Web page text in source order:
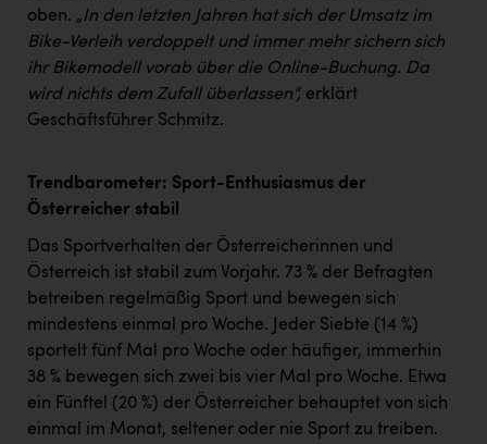
oben. „In den letzten Jahren hat sich der Umsatz im
Bike-Verleih verdoppelt und immer mehr sichern sich
ihr Bikemodell vorab über die Online-Buchung. Da
wird nichts dem Zufall überlassen“, erklärt
Geschäftsführer Schmitz.
Trendbarometer: Sport-Enthusiasmus der
Österreicher stabil
Das Sportverhalten der Österreicherinnen und
Österreich ist stabil zum Vorjahr. 73 % der Befragten
betreiben regelmäßig Sport und bewegen sich
mindestens einmal pro Woche. Jeder Siebte (14 %)
sportelt fünf Mal pro Woche oder häufiger, immerhin
38 % bewegen sich zwei bis vier Mal pro Woche. Etwa
ein Fünftel (20 %) der Österreicher behauptet von sich
einmal im Monat, seltener oder nie Sport zu treiben.